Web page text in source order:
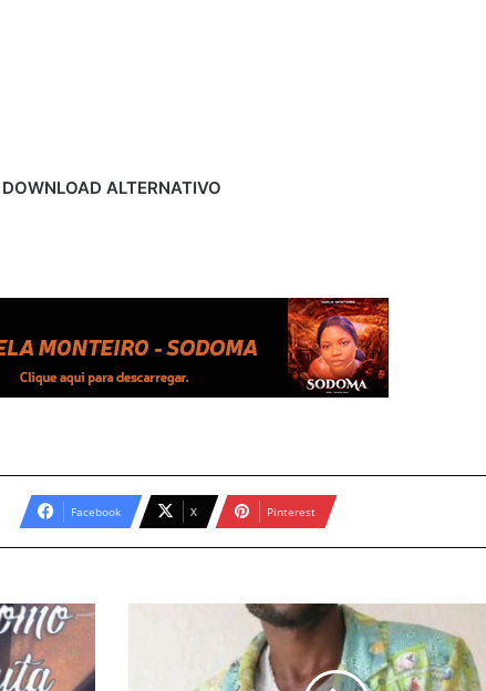
DOWNLOAD ALTERNATIVO
Facebook X Pinterest